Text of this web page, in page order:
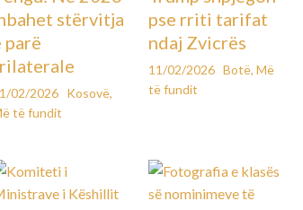
stërvitja
parë
02/2026 Kosovë,
të fundit
pse rriti tarifat
ndaj Zvicrës
11/02/2026 Botë, Më
të fundit